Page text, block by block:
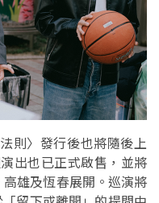
則〉發行後也將隨後上
出也已正式啟售，並將
雄及恆春展開。巡演將